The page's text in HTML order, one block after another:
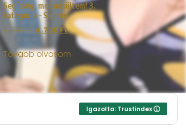
Segítség, megnősültem! 3.
kategória – Sopron
5 .700Ft 4 .700Ft
Tovább olvasom
Igazolta: Trustindex